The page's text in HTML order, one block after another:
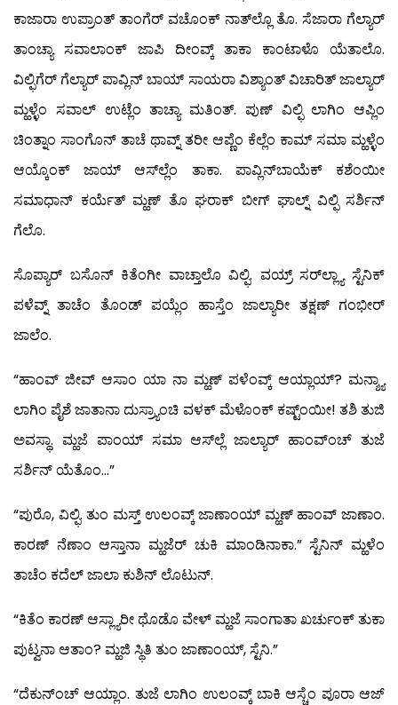
ಕಾಜಾರಾ ಉಪ್ರಾಂತ್ ತಾಂಗೆರ್ ವಚೊಂಕ್ ನಾತ್‍ಲ್ಲೊ ತೊ. ಸೆಜಾರಾ ಗೆಲ್ಯಾರ್
ತಾಂಚ್ಯಾ ಸವಾಲಾಂಕ್ ಜಾಪಿ ದೀಂವ್ಕ್ ತಾಕಾ ಕಾಂಟಾಳೊ ಯೆತಾಲೊ.
ವಿಲ್ಫಿಗೆರ್ ಗೆಲ್ಯಾರ್ ಪಾವ್ಲಿನ್ ಬಾಯ್ ಸಾಯರಾ ವಿಶ್ಯಾಂತ್ ವಿಚಾರಿತ್ ಜಾಲ್ಯಾರ್
ಮ್ಹಳ್ಳೆಂ ಸವಾಲ್ ಉಟ್ಲೆಂ ತಾಚ್ಯಾ ಮತಿಂತ್. ಪುಣ್ ವಿಲ್ಫಿ ಲಾಗಿಂ ಆಪ್ಲಿಂ
ಚಿಂತ್ನಾಂ ಸಾಂಗೊನ್ ತಾಚೆ ಥಾವ್ನ್ ತರೀ ಆಪ್ಣೆಂ ಕೆಲ್ಲೆಂ ಕಾಮ್ ಸಮಾ ಮ್ಹಳ್ಳೆಂ
ಆಯ್ಕೊಂಕ್ ಜಾಯ್ ಆಸ್‍ಲ್ಲೆಂ ತಾಕಾ. ಪಾವ್ಲಿನ್‍ಬಾಯೆಕ್ ಕಶೆಂಯೀ
ಸಮಾಧಾನ್ ಕರ್ಯೆತ್ ಮ್ಹಣ್ ತೊ ಘರಾಕ್ ಬೀಗ್ ಘಾಲ್ನ್ ವಿಲ್ಫಿ ಸರ್ಶಿನ್
ಗೆಲೊ.
ಸೊಪ್ಯಾರ್ ಬಸೊನ್ ಕಿತೆಂಗೀ ವಾಚ್ತಾಲೊ ವಿಲ್ಫಿ. ವಯ್ರ್ ಸರ್‌ಲ್ಲ್ಯಾ ಸ್ಟೆನಿಕ್
ಪಳೆವ್ನ್ ತಾಚೆಂ ತೊಂಡ್ ಪಯ್ಲೆಂ ಹಾಸ್ತೆಂ ಜಾಲ್ಯಾರೀ ತಕ್ಷಣ್ ಗಂಭೀರ್
ಜಾಲೆಂ.
“ಹಾಂವ್ ಜೀವ್ ಆಸಾಂ ಯಾ ನಾ ಮ್ಹಣ್ ಪಳೆಂವ್ಕ್ ಆಯ್ಲಾಯ್? ಮನ್ಶ್ಯಾ
ಲಾಗಿಂ ಪೈಶೆ ಜಾತಾನಾ ದುಸ್ರ್ಯಾಂಚಿ ವಳಕ್ ಮೆಳೊಂಕ್ ಕಷ್ಟ್ಂಯೀ! ತಶಿ ತುಜಿ
ಅವಸ್ಥಾ. ಮ್ಹಜೆ ಪಾಂಯ್ ಸಮಾ ಆಸ್‍ಲ್ಲೆ ಜಾಲ್ಯಾರ್ ಹಾಂವ್‍ಂಚ್ ತುಜೆ
ಸರ್ಶಿನ್ ಯೆತೊಂ…”
“ಪುರೊ, ವಿಲ್ಫಿ. ತುಂ ಮಸ್ತ್ ಉಲಂವ್ಕ್ ಜಾಣಾಂಯ್ ಮ್ಹಣ್ ಹಾಂವ್ ಜಾಣಾಂ.
ಕಾರಣ್ ನೆಣಾಂ ಆಸ್ತಾನಾ ಮ್ಹಜೆರ್ ಚುಕಿ ಮಾಂಡಿನಾಕಾ.” ಸ್ಟೆನಿನ್ ಮ್ಹಳೆಂ
ತಾಚೆಂ ಕದೆಲ್ ಜಾಲಾ ಕುಶಿನ್ ಲೊಟುನ್.
“ಕಿತೆಂ ಕಾರಣ್ ಆಸ್ಲ್ಯಾರೀ ಥೊಡೊ ವೇಳ್ ಮ್ಹಜೆ ಸಾಂಗಾತಾ ಖರ್ಚುಂಕ್ ತುಕಾ
ಪುಟ್ವನಾ ಆತಾಂ? ಮ್ಹಜಿ ಸ್ಥಿತಿ ತುಂ ಜಾಣಾಂಯ್, ಸ್ಟೆನಿ.”
“ದೆಕುನ್‍ಂಚ್ ಆಯ್ಲಾಂ. ತುಜೆ ಲಾಗಿಂ ಉಲಂವ್ಕ್ ಬಾಕಿ ಆಸ್ಚೆಂ ಪೂರಾ ಆಜ್